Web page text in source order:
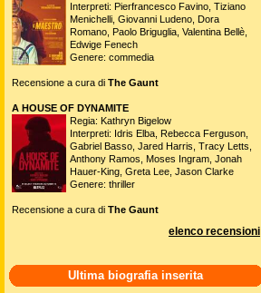
Interpreti: Pierfrancesco Favino, Tiziano
Menichelli, Giovanni Ludeno, Dora
Romano, Paolo Briguglia, Valentina Bellè,
Edwige Fenech
Genere: commedia
Recensione a cura di The Gaunt
A HOUSE OF DYNAMITE
Regia: Kathryn Bigelow
Interpreti: Idris Elba, Rebecca Ferguson,
Gabriel Basso, Jared Harris, Tracy Letts,
Anthony Ramos, Moses Ingram, Jonah
Hauer-King, Greta Lee, Jason Clarke
Genere: thriller
Recensione a cura di The Gaunt
elenco recensioni
Ultima biografia inserita